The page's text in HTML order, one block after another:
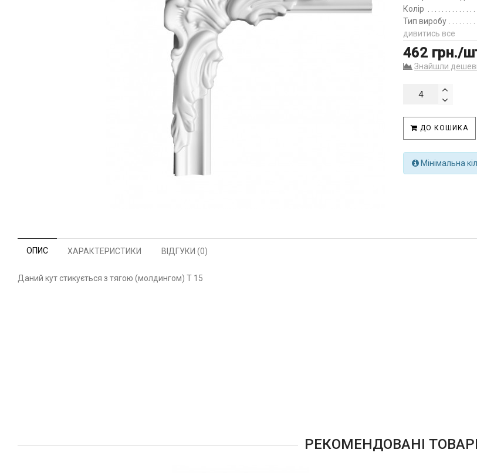
Колір
Тип виробу
дивитись все
462 грн./
Знайшли
ДО КОШИКА
Мінімальна
ОПИС ХАРАКТЕРИСТИКИ ВІДГУКИ (0)
Даний кут стикується з тягою (молдингом) Т 15
РЕКОМЕНДОВАНІ